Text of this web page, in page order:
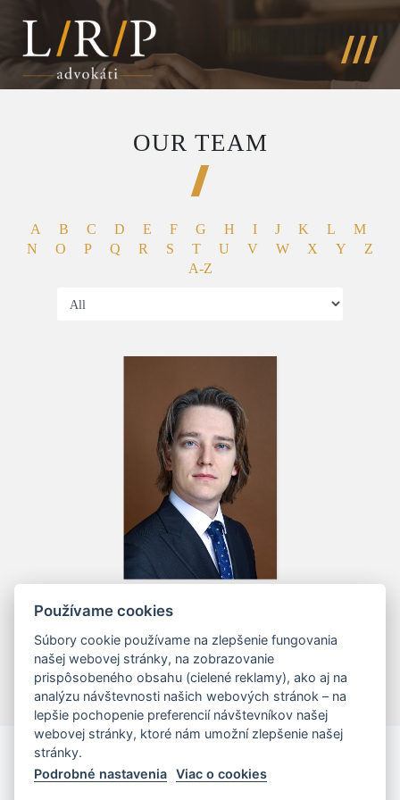
OUR TEAM
A B C D E F G H I J K L
M
N
O P Q R S T U V W X Y
Z
A-Z
Mgr. Tomáš Vall, LL.M.
Používame cookies
Súbory cookie používame na zlepšenie fungovania
našej webovej stránky, na zobrazovanie
prispôsobeného obsahu (cielené reklamy), ako aj na
analýzu návštevnosti našich webových stránok – na
lepšie pochopenie preferencií návštevníkov našej
webovej stránky, ktoré nám umožní zlepšenie našej
stránky.
Podrobné nastavenia
Viac o cookies